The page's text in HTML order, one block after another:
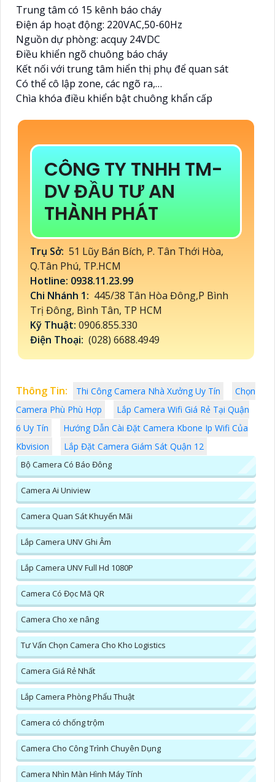
Trung tâm có 15 kênh báo cháy
Điện áp hoạt động: 220VAC,50-60Hz
Nguồn dự phòng: acquy 24VDC
Điều khiển ngõ chuông báo cháy
Kết nối với trung tâm hiển thị phụ để quan sát
Có thể cô lập zone, các ngõ ra,…
Chìa khóa điều khiển bật chuông khẩn cấp
CÔNG TY TNHH TM-
DV ĐẦU TƯ AN
THÀNH PHÁT
Trụ Sở: 51 Lũy Bán Bích, P. Tân Thới Hòa,
Q.Tân Phú, TP.HCM
Hotline: 0938.11.23.99
Chi Nhánh 1: 445/38 Tân Hòa Đông,P Bình
Trị Đông, Bình Tân, TP HCM
Kỹ Thuật: 0906.855.330
Điện Thoại: (028) 6688.4949
Thông Tin: Thi Công Camera Nhà Xưởng Uy Tín
Chọn
Camera Phù Phù Hợp
Lắp Camera Wifi Giá Rẻ Tại Quận
6 Uy Tín
Hướng Dẫn Cài Đặt Camera Kbone Ip Wifi Của
Kbvision
Lắp Đặt Camera Giám Sát Quận 12
Bộ Camera Có Báo Đông
Camera Ai Uniview
Camera Quan Sát Khuyến Mãi
Lắp Camera UNV Ghi Âm
Lắp Camera UNV Full Hd 1080P
Camera Có Đọc Mã QR
Camera Cho xe nâng
Tư Vấn Chọn Camera Cho Kho Logistics
Camera Giá Rẻ Nhất
Lắp Camera Phòng Phẩu Thuật
Camera có chống trộm
Camera Cho Công Trình Chuyên Dụng
Camera Nhìn Màn Hình Máy Tính